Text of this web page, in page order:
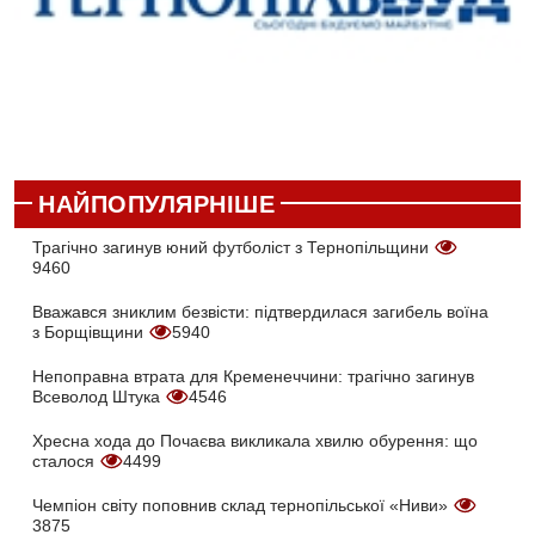
НАЙПОПУЛЯРНІШЕ
Трагічно загинув юний футболіст з Тернопільщини
9460
Вважався зниклим безвісти: підтвердилася загибель воїна
з Борщівщини
5940
Непоправна втрата для Кременеччини: трагічно загинув
Всеволод Штука
4546
Хресна хода до Почаєва викликала хвилю обурення: що
сталося
4499
Чемпіон світу поповнив склад тернопільської «Ниви»
3875